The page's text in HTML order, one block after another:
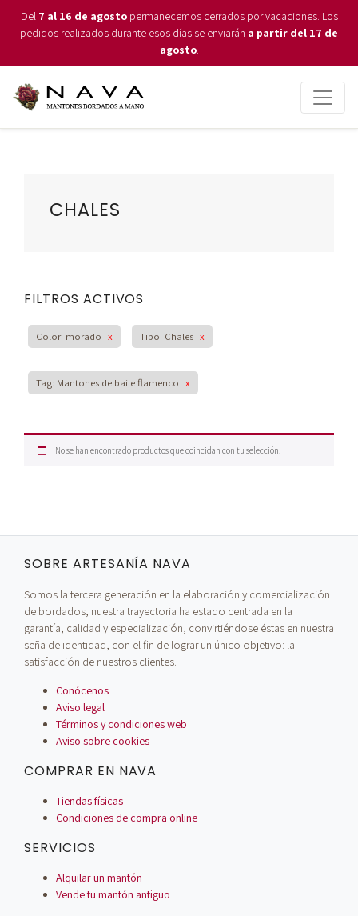
Del 7 al 16 de agostopermanecemos cerrados por vacaciones. Los
pedidos realizados durante esos días se enviarán a partir del 17 de
agosto.
CHALES
FILTROS ACTIVOS
Color: morado x Tipo: Chales x
Tag: Mantones de baile flamenco x
No se han encontrado productos que coincidan con tu selección.
SOBRE ARTESANÍA NAVA
Somos la tercera generación en la elaboración y comercialización
de bordados, nuestra trayectoria ha estado centrada en la
garantía, calidad y especialización, convirtiéndose éstas en nuestra
seña de identidad, con el fin de lograr un único objetivo: la
satisfacción de nuestros clientes.
Conócenos
Aviso legal
Términos y condiciones web
Aviso sobre cookies
COMPRAR EN NAVA
Tiendas físicas
Condiciones de compra online
SERVICIOS
Alquilar un mantón
Vende tu mantón antiguo